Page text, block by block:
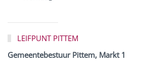
LEIFPUNT PITTEM
Gemeentebestuur Pittem, Markt 1